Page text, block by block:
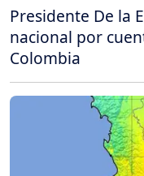
Presidente De la
nacional por
Colombia